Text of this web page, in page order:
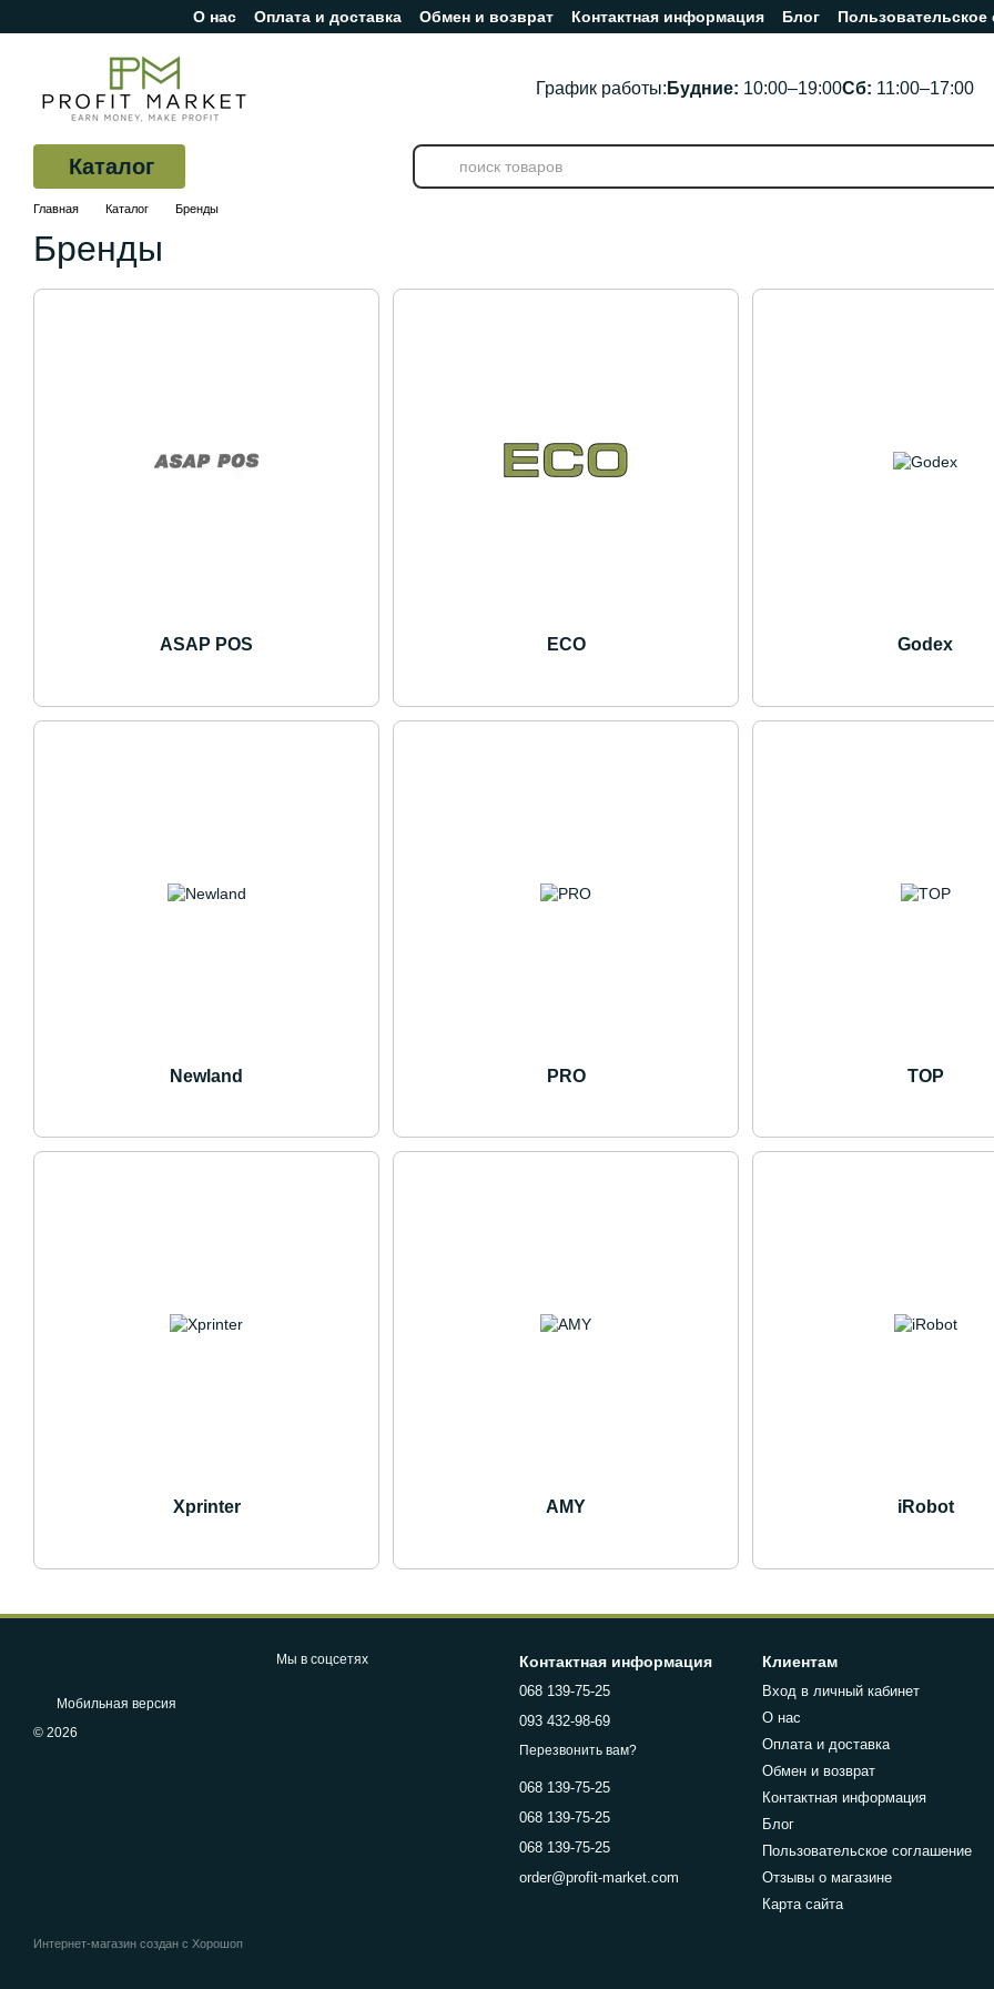
Перейти к основному контенту
О нас Оплата и доставка Обмен и возврат Контактная информация Блог
Пользовательское
Отзывы о магазине
График работы: Будние: 10:00–19:00Сб: 11:00–17:00
Каталог
Главная Каталог Бренды
Бренды
ASAP POS ECO Godex
Newland PRO TOP
Xprinter AMY iRobot
Мобильная версия
© 2026
Интернет-магазин создан с Хорошоп
Мы в соцсетях Контактная информация
068 139-75-25
093 432-98-69
Перезвонить вам?
068 139-75-25
068 139-75-25
068 139-75-25
order@profit-market.com
Клиентам
Вход в личный кабинет
О нас
Оплата и доставка
Обмен и возврат
Контактная информация
Блог
Пользовательское соглашение
Отзывы о магазине
Карта сайта